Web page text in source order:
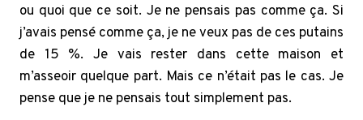
ou quoi que ce soit. Je ne pensais pas comme ça. Si
j’avais pensé comme ça, je ne veux pas de ces putains
de 15 %. Je vais rester dans cette maison et
m’asseoir quelque part. Mais ce n’était pas le cas. Je
pense que je ne pensais tout simplement pas.